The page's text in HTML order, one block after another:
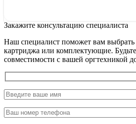
Закажите консультацию специалиста
Наш специалист поможет вам
картриджа или комплектующие.
совместимости с вашей оргтехникой